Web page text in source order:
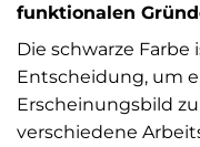
funktionalen
Die schwarze
Entscheidung, um
Erscheinungsbild
verschiedene